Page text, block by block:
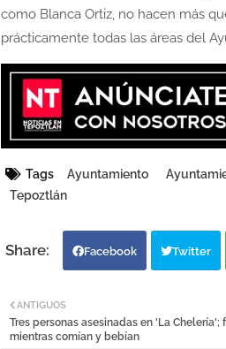
como Blanca Ortiz, no hacen más
prácticamente todas las áreas del
Tags Ayuntamiento
Tepoztlán
Facebook Twitter
ANTIGUOS
Tres personas asesinadas en 'La Chelería';
mientras comían y bebían